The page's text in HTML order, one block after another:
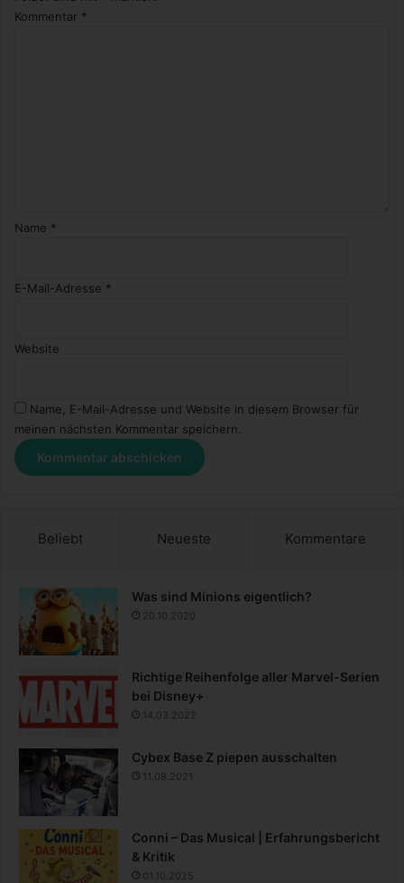
Kommentar *
Name *
E-Mail-Adresse *
Website
Name, E-Mail-Adresse und Website in diesem Browser für
meinen nächsten Kommentar speichern.
Beliebt Neueste Kommentare
Was sind Minions eigentlich?
20.10.2020
Richtige Reihenfolge aller Marvel-Serien
bei Disney+
14.03.2022
Cybex Base Z piepen ausschalten
11.08.2021
Conni – Das Musical | Erfahrungsbericht
& Kritik
01.10.2025